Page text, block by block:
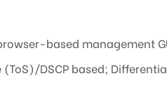
based management
DSCP based;